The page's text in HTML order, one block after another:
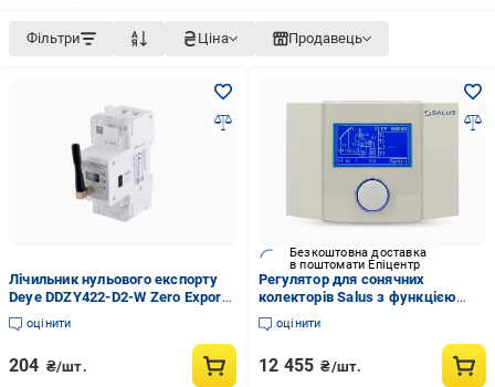
Фільтри Ціна Продавець
Лічильник нульового експорту
Deye DDZY422-D2-W Zero Export
для мережевих мікроінверторів
Deye
оцінити
204 ₴/шт.
Безкоштовна доставка
в поштомати Епіцентр
Регулятор для сонячних
колекторів Salus з функцією
PWM PCSOL 201 (23361446)
оцінити
12 455 ₴/шт.